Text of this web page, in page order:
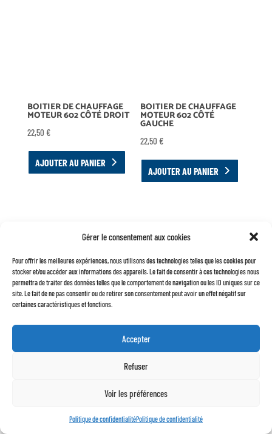
Gérer le consentement aux cookies
Pour offrir les meilleures expériences, nous utilisons des technologies telles que les cookies pour
stocker et/ou accéder aux informations des appareils. Le fait de consentir à ces technologies nous
permettra de traiter des données telles que le comportement de navigation ou les ID uniques sur ce
site. Le fait de ne pas consentir ou de retirer son consentement peut avoir un effet négatif sur
certaines caractéristiques et fonctions.
Accepter
Refuser
Voir les préférences
Politique de confidentialitéPolitique de confidentialité
BOITIER DE CHAUFFAGE
MOTEUR 602 CÔTÉ DROIT
22,50 €
AJOUTER AU PANIER
BOITIER DE CHAUFFAGE
MOTEUR 602 CÔTÉ
GAUCHE
22,50€
AJOUTER AU PANIER
BOUCHON DE RÉSERVOIR
14,50€
BOUCHON DE RÉSERVOIR
SANS CLÉ CHROMÉ
ORIGINE
AJOUTER AU PANIER